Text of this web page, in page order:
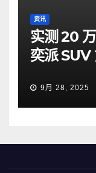
资讯
实测 20
奕派 SUV
9月 28, 2025